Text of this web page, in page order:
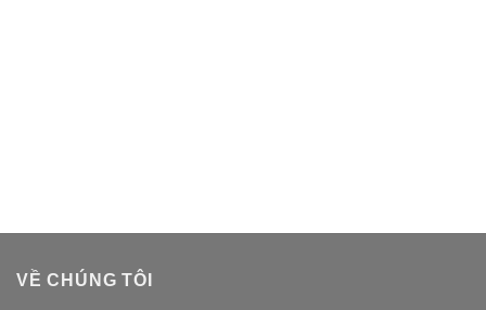
VỀ CHÚNG TÔI